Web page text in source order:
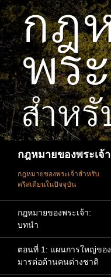
ข้าม
ไป
ยัง
เนื้อหา
กฎหมายของพระเจ้า
กฎหมายของพระเจ้าสำหรับ
คริสเตียนในปัจจุบัน
กฎหมายของพระเจ้า:
บทนำ
ตอนที่ 1: แผนการใหญ่ของ
มารต่อต้านคนต่างชาติ